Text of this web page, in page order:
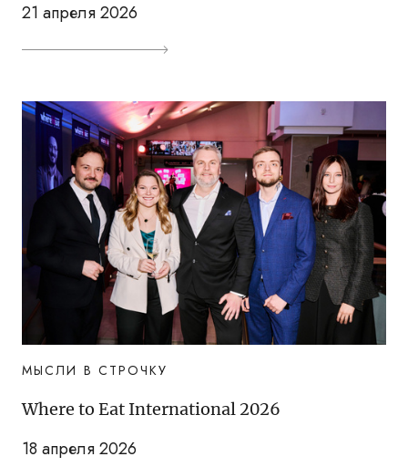
21 апреля 2026
МЫСЛИ В СТРОЧКУ
Where to Eat International 2026
18 апреля 2026